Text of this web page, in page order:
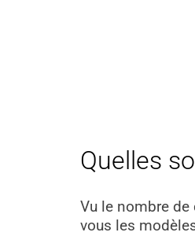
Quelles
Vu le nombre de
vous les